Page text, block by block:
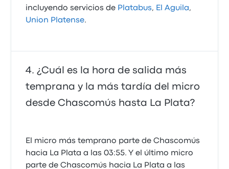
incluyendo servicios de Platabus, El Aguila,
Union Platense.
¿Cuál es la hora de salida más
temprana y la más tardía del micro
desde Chascomús hasta La Plata?
El micro más temprano parte de Chascomús
hacia La Plata a las 03:55. Y el último micro
parte de Chascomús hacia La Plata a las